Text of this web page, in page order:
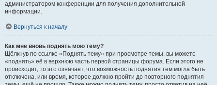
администратором конференции для получения дополнительной
информации.
Вернуться к началу
Как мне вновь поднять мою тему?
Щёлкнув по ссылке «Поднять тему» при просмотре темы, вы можете
«поднять» её в верхнюю часть первой страницы форума. Если этого не
происходит, то это означает, что возможность поднятия тем могла быть
отключена, или время, которое должно пройти до повторного поднятия